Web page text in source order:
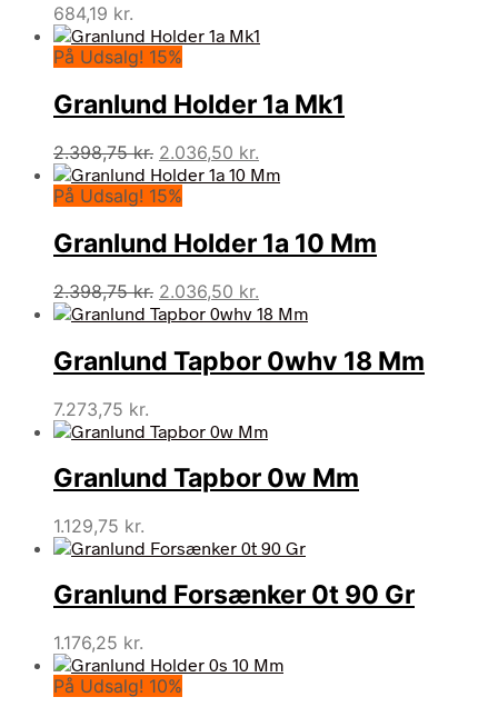
684,19 kr.
På Udsalg! 15%
Granlund Holder 1a Mk1
2.398,75kr. Den
oprindelige
pris
2.398,75 kr..
2.036,50 kr.
aktuelle
2.036,50 kr..
På Udsalg! 15%
Granlund Holder 1a 10 Mm
2.398,75kr. Den
oprindelige
var:
2.398,75 kr..
2.036,50 kr.
aktuelle
er:
2.036,50 kr..
Granlund Tapbor 0whv 18 Mm
7.273,75 kr.
Granlund Tapbor 0w Mm
1.129,75 kr.
Granlund Forsænker 0t 90 Gr
1.176,25 kr.
På Udsalg! 10%